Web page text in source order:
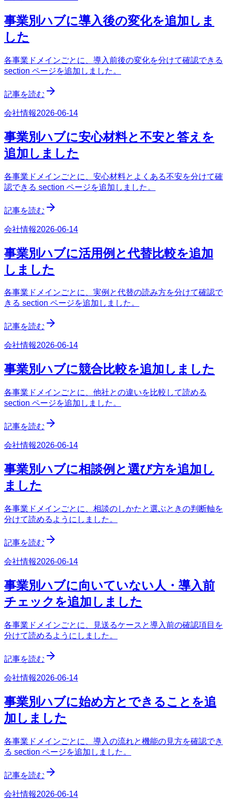
事業別ハブに導入後の変化を追加しま
した
各事業ドメインごとに、導入前後の変化を分けて確認できる
section ページを追加しました。
記事を読む
会社情報2026-06-14
事業別ハブに安心材料と不安と答えを
追加しました
各事業ドメインごとに、安心材料とよくある不安を分けて確
認できる section ページを追加しました。
記事を読む
会社情報2026-06-14
事業別ハブに活用例と代替比較を追加
しました
各事業ドメインごとに、実例と代替の読み方を分けて確認で
きる section ページを追加しました。
記事を読む
会社情報2026-06-14
事業別ハブに競合比較を追加しました
各事業ドメインごとに、他社との違いを比較して読める
section ページを追加しました。
記事を読む
会社情報2026-06-14
事業別ハブに相談例と選び方を追加し
ました
各事業ドメインごとに、相談のしかたと選ぶときの判断軸を
分けて読めるようにしました。
記事を読む
会社情報2026-06-14
事業別ハブに向いていない人・導入前
チェックを追加しました
各事業ドメインごとに、見送るケースと導入前の確認項目を
分けて読めるようにしました。
記事を読む
会社情報2026-06-14
事業別ハブに始め方とできることを追
加しました
各事業ドメインごとに、導入の流れと機能の見方を確認でき
る section ページを追加しました。
記事を読む
会社情報2026-06-14